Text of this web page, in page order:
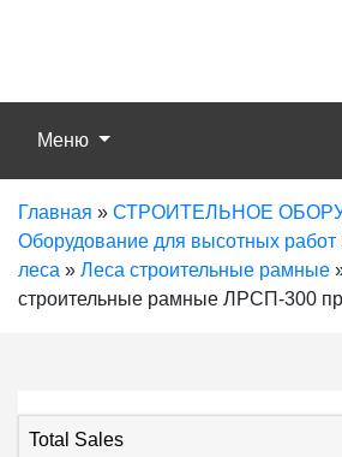
Меню
Главная » СТРОИТЕЛЬНОЕ
Оборудование для высотных работ
леса » Леса строительные рамные
строительные рамные ЛРСП-300
Total Sales